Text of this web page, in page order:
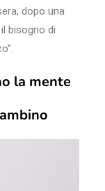
dopo una
bisogno di
la mente